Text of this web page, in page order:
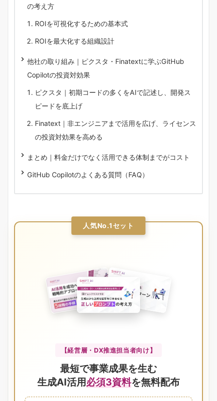
の考え方
ROIを可視化するための基本式
ROIを最大化する組織設計
他社の取り組み｜ピクスタ・Finatextに学ぶGitHub
Copilotの投資対効果
ピクスタ｜初期コードの多くをAIで記述し、開発ス
ピードを底上げ
Finatext｜非エンジニアまで活用を広げ、ライセンス
の投資対効果を高める
まとめ｜料金だけでなく活用できる体制までがコスト
GitHub Copilotのよくある質問（FAQ）
人気No.1セット
【経営層・DX推進担当者向け】
最短で事業成果を生む
生成AI活用必須3資料を無料配布